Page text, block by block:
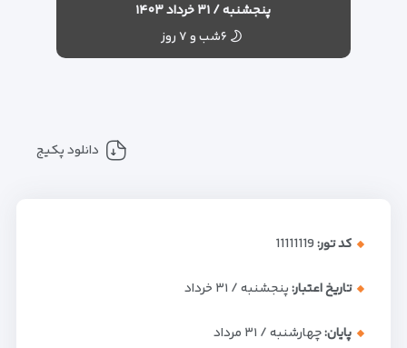
پنجشنبه / ۳۱ خرداد ۱۴۰۳
۶شب و ۷ روز
دانلود پکیج
کد تور:11111119
تاریخ اعتبار:پنجشنبه / ۳۱ خرداد
پایان:چهارشنبه / ۳۱ مرداد